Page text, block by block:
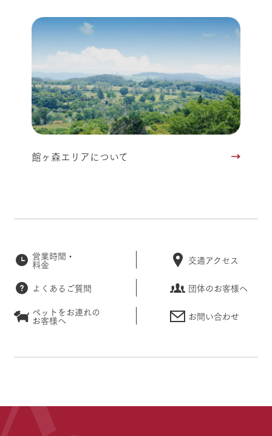
館ヶ森エリアについて
営業時間・
料金 交通アクセス
よくあるご質問
団体のお客様へ
ペットをお連れの
お客様へ お問い合わせ